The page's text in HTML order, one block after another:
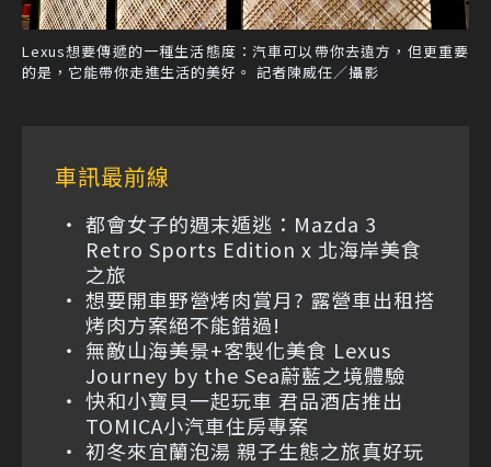
Lexus想要傳遞的一種生活態度：汽車可以帶你去遠方，但更重要
的是，它能帶你走進生活的美好。 記者陳威任／攝影
車訊最前線
都會女子的週末遁逃：Mazda 3
Retro Sports Edition x 北海岸美食
之旅
想要開車野營烤肉賞月? 露營車出租搭
烤肉方案絕不能錯過!
無敵山海美景+客製化美食 Lexus
Journey by the Sea蔚藍之境體驗
快和小寶貝一起玩車 君品酒店推出
TOMICA小汽車住房專案
初冬來宜蘭泡湯 親子生態之旅真好玩